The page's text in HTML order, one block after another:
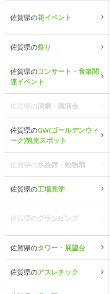
佐賀県の花イベント
佐賀県の祭り
佐賀県のコンサート・音楽関
連イベント
佐賀県の演劇・講演会
佐賀県のGW(ゴールデンウィ
ーク)観光スポット
佐賀県の水族館・動物園
佐賀県の工場見学
佐賀県のグランピング
佐賀県のタワー・展望台
佐賀県のアスレチック